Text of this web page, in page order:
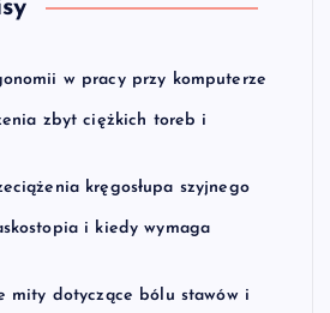
w pracy przy komputerze
zbyt ciężkich toreb i
kręgosłupa szyjnego
i kiedy wymaga
mity dotyczące bólu stawów i